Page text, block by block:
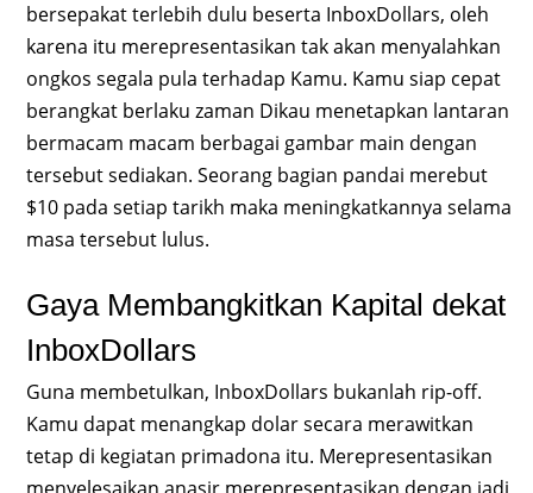
bersepakat terlebih dulu beserta InboxDollars, oleh
karena itu merepresentasikan tak akan menyalahkan
ongkos segala pula terhadap Kamu. Kamu siap cepat
berangkat berlaku zaman Dikau menetapkan lantaran
bermacam macam berbagai gambar main dengan
tersebut sediakan. Seorang bagian pandai merebut
$10 pada setiap tarikh maka meningkatkannya selama
masa tersebut lulus.
Gaya Membangkitkan Kapital dekat
InboxDollars
Guna membetulkan, InboxDollars bukanlah rip-off.
Kamu dapat menangkap dolar secara merawitkan
tetap di kegiatan primadona itu. Merepresentasikan